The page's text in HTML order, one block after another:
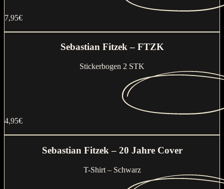
7,95€
Sebastian Fitzek – FTZK
Stickerbogen 2 STK
4,95€
Sebastian Fitzek – 20 Jahre Cover
T-Shirt – Schwarz